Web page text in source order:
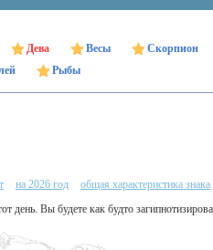
Дева Весы Скорпион
Рыбы
на 2026 год
общая характеристика знака
день. Вы будете как будто